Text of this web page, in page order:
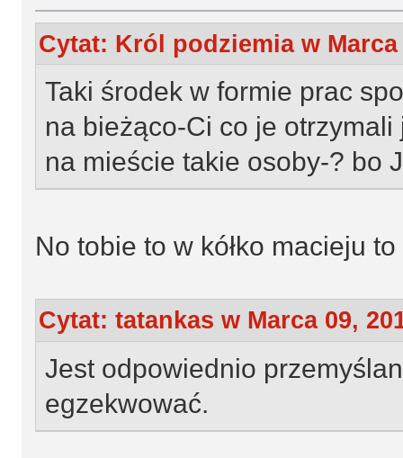
Cytat: Król podziemia w Marca
Taki środek w formie prac
na bieżąco-Ci co je
na mieście takie osoby-? bo
No tobie to w kółko macieju
Cytat: tatankas w Marca 09,
Jest odpowiednio
egzekwować.